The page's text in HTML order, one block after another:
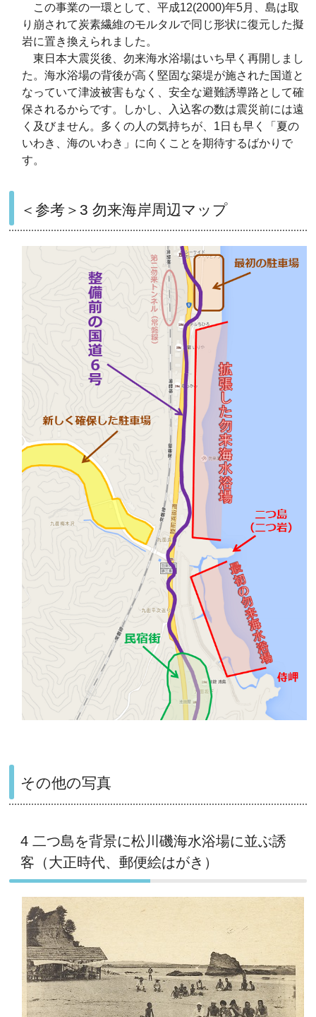
この事業の一環として、平成12(2000)年5月、島は取
り崩されて炭素繊維のモルタルで同じ形状に復元した擬
岩に置き換えられました。
東日本大震災後、勿来海水浴場はいち早く再開しまし
た。海水浴場の背後が高く堅固な築堤が施された国道と
なっていて津波被害もなく、安全な避難誘導路として確
保されるからです。しかし、入込客の数は震災前には遠
く及びません。多くの人の気持ちが、1日も早く「夏の
いわき、海のいわき」に向くことを期待するばかりで
す。
＜参考＞3 勿来海岸周辺マップ
その他の写真
4 二つ島を背景に松川磯海水浴場に並ぶ誘
客（大正時代、郵便絵はがき）